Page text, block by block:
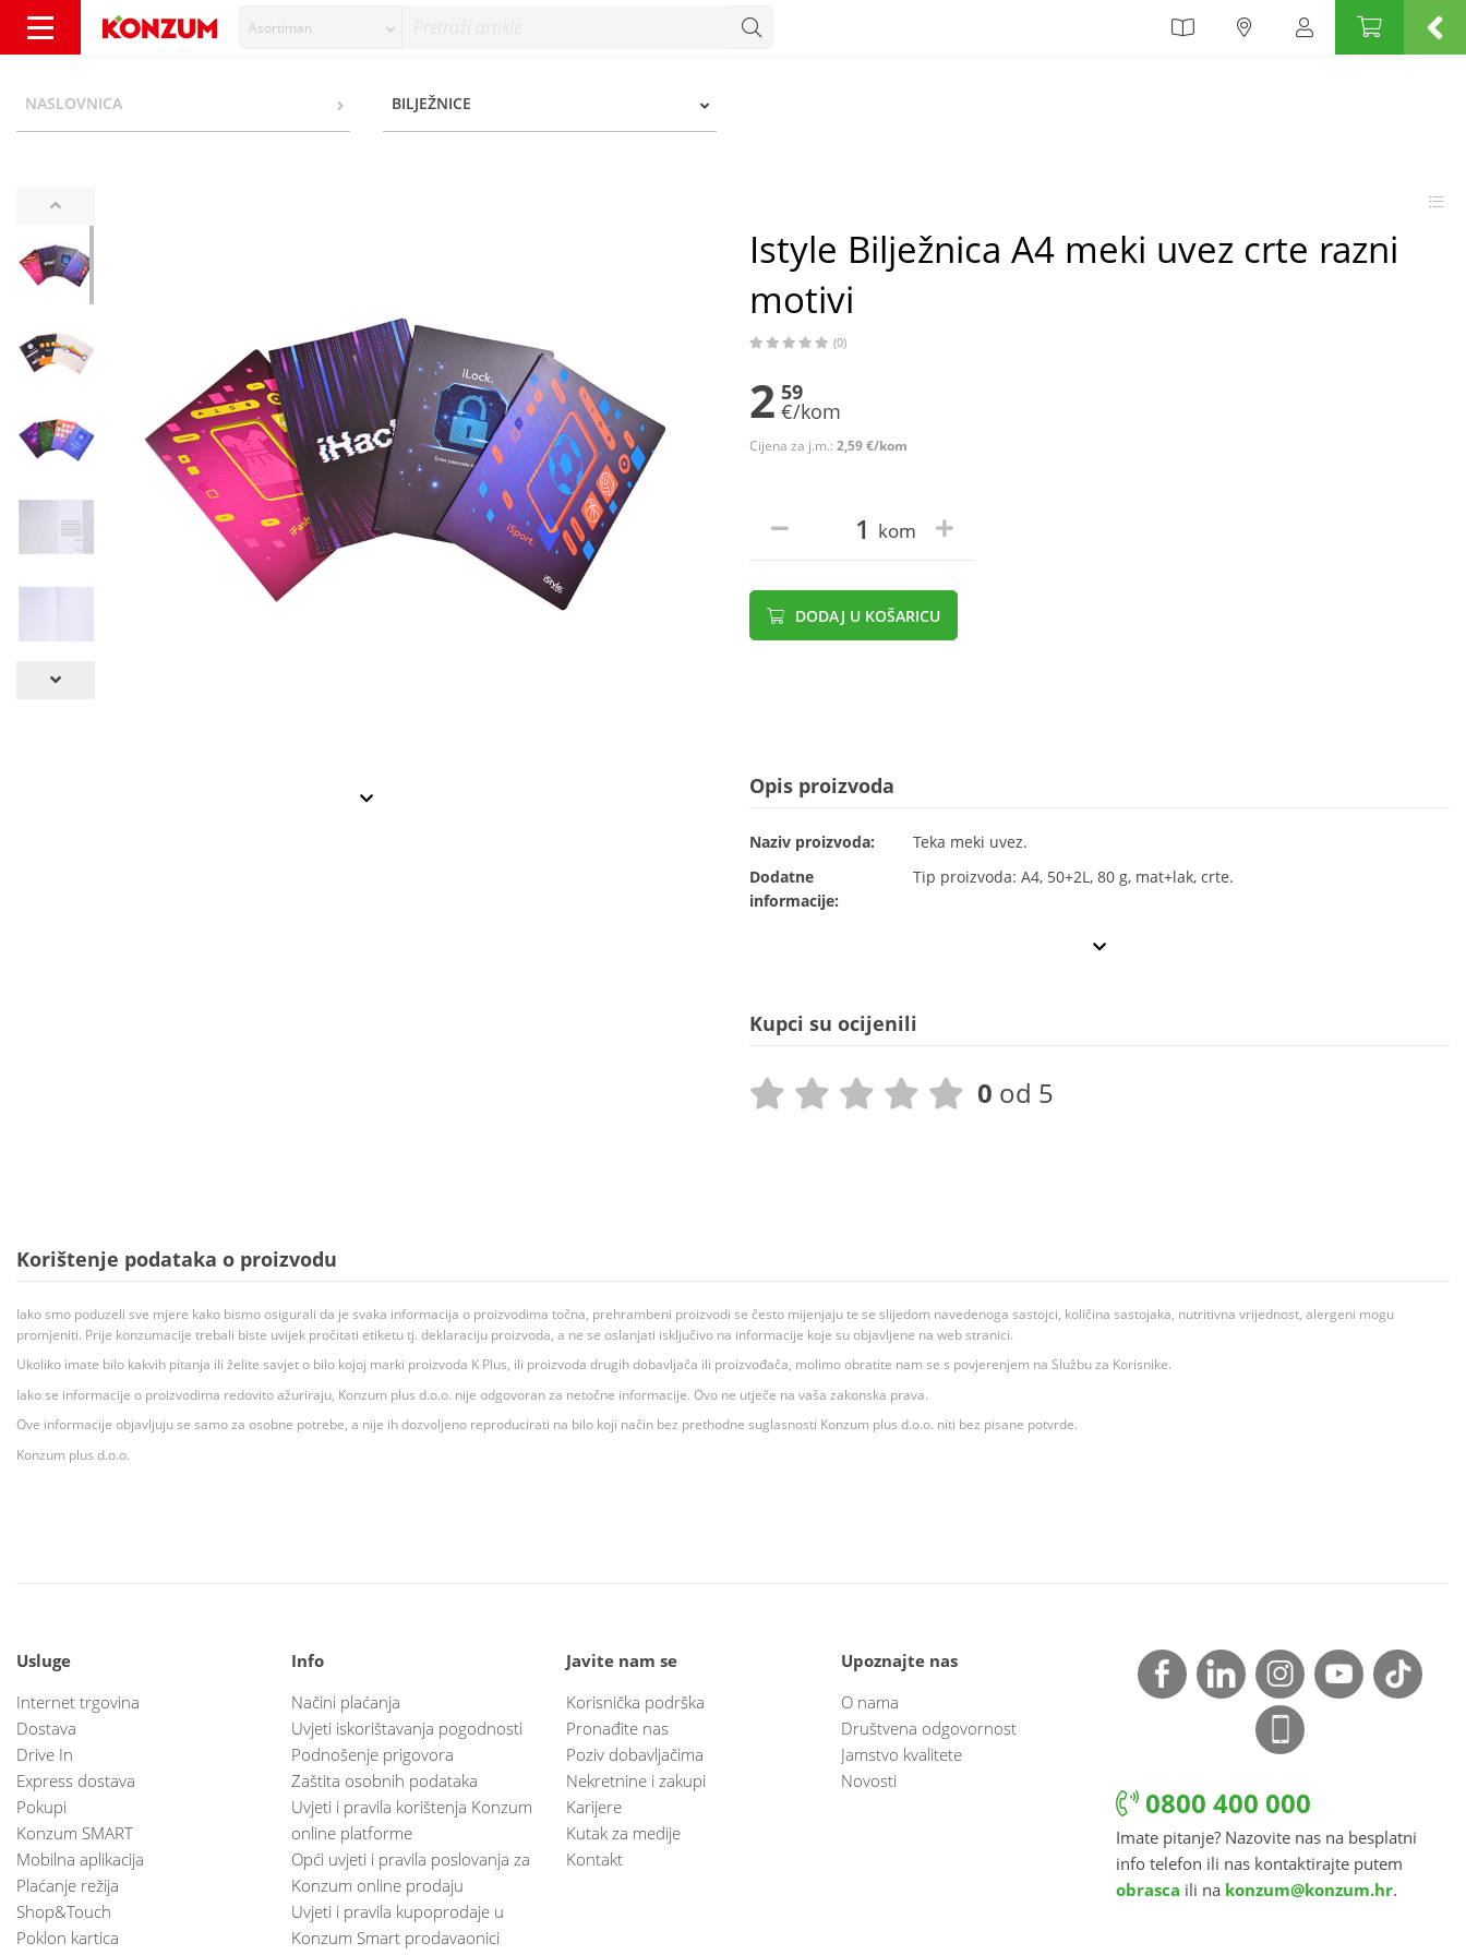
Asortiman
NASLOVNICA BILJEŽNICE
Istyle Bilježnica A4 meki uvez crte razni
motivi
(0)
2 59
€/kom
Cijena za j.m.: 2,59 €/kom
kom
DODAJ U KOŠARICU
Opis proizvoda
Naziv proizvoda:
Teka meki uvez.
Dodatne
informacije:
Tip proizvoda: A4, 50+2L, 80 g, mat+lak, crte.
Kupci su ocijenili
0 od 5
Korištenje podataka o proizvodu
Iako smo poduzeli sve mjere kako bismo osigurali da je svaka informacija o proizvodima točna, prehrambeni proizvodi se često mijenjaju te se slijedom navedenoga sastojci, količina sastojaka, nutritivna vrijednost, alergeni mogu
promjeniti. Prije konzumacije trebali biste uvijek pročitati etiketu tj. deklaraciju proizvoda, a ne se oslanjati isključivo na informacije koje su objavljene na web stranici.
Ukoliko imate bilo kakvih pitanja ili želite savjet o bilo kojoj marki proizvoda K Plus, ili proizvoda drugih dobavljača ili proizvođača, molimo obratite nam se s povjerenjem na Službu za Korisnike.
Iako se informacije o proizvodima redovito ažuriraju, Konzum plus d.o.o. nije odgovoran za netočne informacije. Ovo ne utječe na vaša zakonska prava.
Ove informacije objavljuju se samo za osobne potrebe, a nije ih dozvoljeno reproducirati na bilo koji način bez prethodne suglasnosti Konzum plus d.o.o. niti bez pisane potvrde.
Konzum plus d.o.o.
Usluge
Internet trgovina
Dostava
Drive In
Express dostava
Pokupi
Konzum SMART
Mobilna aplikacija
Plaćanje režija
Shop&Touch
Poklon kartica
Info
Načini plaćanja
Uvjeti iskorištavanja pogodnosti
Podnošenje prigovora
Zaštita osobnih podataka
Uvjeti i pravila korištenja Konzum
online platforme
Opći uvjeti i pravila poslovanja za
Konzum online prodaju
Uvjeti i pravila kupoprodaje u
Konzum Smart prodavaonici
Javite nam se
Korisnička podrška
Pronađite nas
Poziv dobavljačima
Nekretnine i zakupi
Karijere
Kutak za medije
Kontakt
Upoznajte nas
O nama
Društvena odgovornost
Jamstvo kvalitete
Novosti
0800 400 000
Imate pitanje? Nazovite nas na besplatni
info telefon ili nas kontaktirajte putem
obrasca ili na konzum@konzum.hr.